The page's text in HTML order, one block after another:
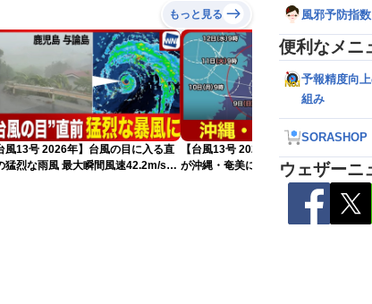
もっと見る
風13号 2026年】台風の目に入る直
猛烈な雨風 最大瞬間風速42.2m/s観
【台風13号 2026】大型で強い台風13号
が沖縄・奄美に最接近 暴風や大雨警戒
風邪予防指数
便利なメニ
予報精度向
組み
SORASHOP
ウェザーニ